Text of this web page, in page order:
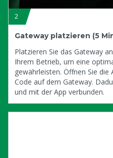
2
Gateway platzieren (5
Platzieren Sie das Gateway
Ihrem Betrieb, um eine
gewährleisten. Öffnen Sie die
Code auf dem Gateway.
und mit der App verbunden.